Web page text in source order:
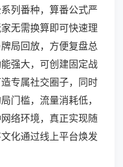
列番种，算番公式严
无需换算即可快速理
局回放，方便复盘总
强大，可创建固定战
专属社交圈子，同时
门槛，流量消耗低，
络环境，真正实现随
化通过线上平台焕发